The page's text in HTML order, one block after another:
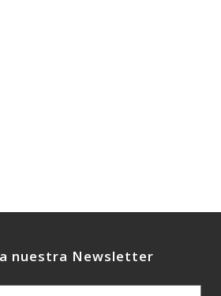
nuestra Newsletter